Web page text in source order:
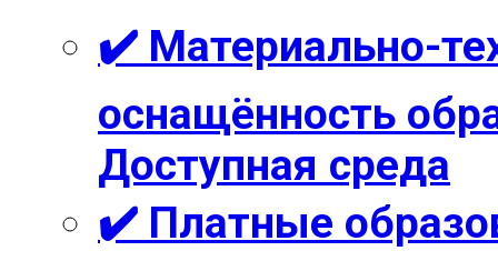
✔️ Материально-
оснащённость
Доступная среда
✔️ Платные